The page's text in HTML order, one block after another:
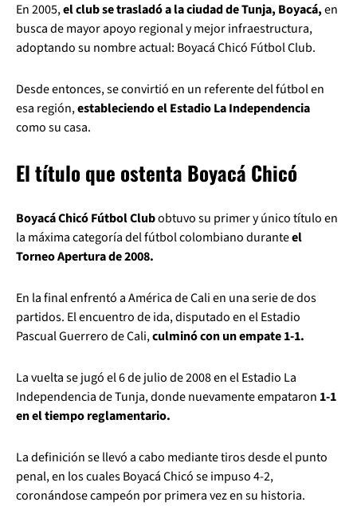
En 2005,el club se trasladó a la ciudad de Tunja, Boyacá,en
busca de mayor apoyo regional y mejor infraestructura,
adoptando su nombre actual: Boyacá Chicó Fútbol Club.
Desde entonces, se convirtió en un referente del fútbol en
esa región,estableciendo el Estadio La Independencia
como su casa.
El título que ostenta Boyacá Chicó
Boyacá Chicó Fútbol Clubobtuvo su primer y único título en
la máxima categoría del fútbol colombiano duranteel
Torneo Apertura de 2008.
En la final enfrentó a América de Cali en una serie de dos
partidos. El encuentro de ida, disputado en el Estadio
Pascual Guerrero de Cali,culminó con un empate 1-1.
La vuelta se jugó el 6 de julio de 2008 en el Estadio La
Independencia de Tunja, donde nuevamente empataron 1-1
en el tiempo reglamentario.
La definición se llevó a cabo mediante tiros desde el punto
penal, en los cuales Boyacá Chicó se impuso 4-2,
coronándose campeón por primera vez en su historia.